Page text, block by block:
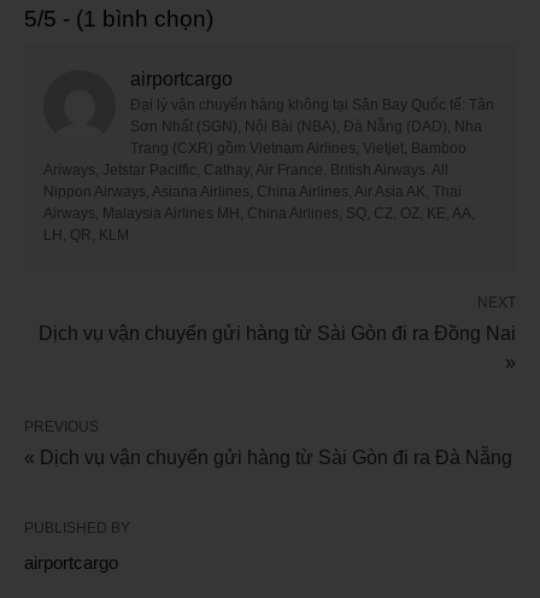
5/5 - (1 bình chọn)
airportcargo
Đại lý vận chuyển hàng không tại Sân Bay Quốc tế: Tân
Sơn Nhất (SGN), Nội Bài (NBA), Đà Nẵng (DAD), Nha
Trang (CXR) gồm Vietnam Airlines, Vietjet, Bamboo
Ariways, Jetstar Paciffic, Cathay, Air France, British Airways. All
Nippon Airways, Asiana Airlines, China Airlines, Air Asia AK, Thai
Airways, Malaysia Airlines MH, China Airlines, SQ, CZ, OZ, KE, AA,
LH, QR, KLM
NEXT
Dịch vụ vận chuyển gửi hàng từ Sài Gòn đi ra Đồng Nai
»
PREVIOUS
« Dịch vụ vận chuyển gửi hàng từ Sài Gòn đi ra Đà Nẵng
PUBLISHED BY
airportcargo